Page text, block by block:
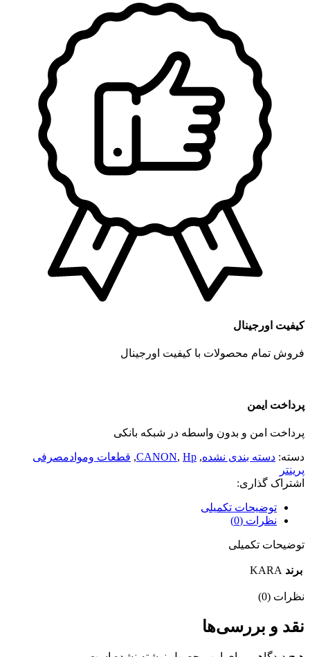
کیفیت اورجینال
فروش تمام محصولات با کیفیت اورجینال
پرداخت ایمن
پرداخت امن و بدون واسطه در شبکه بانکی
دسته: دسته بندی نشده,
CANON, Hp
, قطعات وموادمصرفی
پرینتر
اشتراک گذاری:
توضیحات تکمیلی
نظرات (0)
توضیحات تکمیلی
برند KARA
نظرات (0)
نقد و بررسی‌ها